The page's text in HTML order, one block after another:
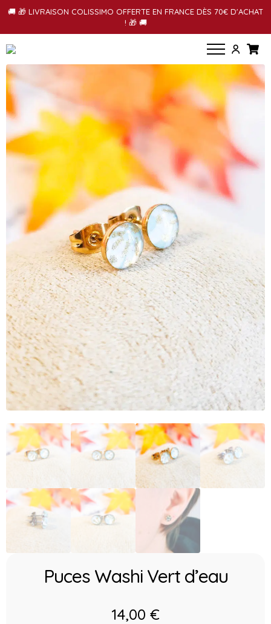
🚚 🎁 LIVRAISON COLISSIMO OFFERTE EN FRANCE DÈS 70€ D'ACHAT
! 🎁 🚚
Puces Washi Vert d’eau
14,00 €